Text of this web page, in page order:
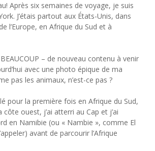
Après six semaines de voyage, je suis
J’étais partout aux États-Unis, dans
l’Europe, en Afrique du Sud et à
– de nouveau contenu à venir
avec une photo épique de ma
pas les animaux, n’est-ce pas ?
pour la première fois en Afrique du Sud,
côte ouest, j’ai atterri au Cap et j’ai
en Namibie (ou « Nambie », comme El
avant de parcourir l’Afrique